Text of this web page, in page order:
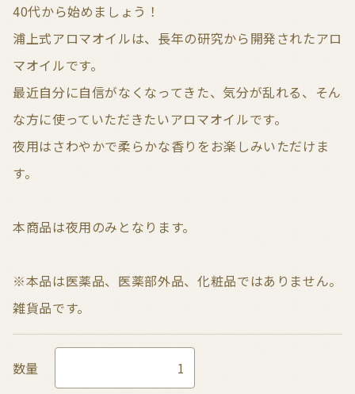
40代から始めましょう！
浦上式アロマオイルは、長年の研究から開発されたアロ
マオイルです。
最近自分に自信がなくなってきた、気分が乱れる、そん
な方に使っていただきたいアロマオイルです。
夜用はさわやかで柔らかな香りをお楽しみいただけま
す。
本商品は夜用のみとなります。
※本品は医薬品、医薬部外品、化粧品ではありません。
雑貨品です。
数量